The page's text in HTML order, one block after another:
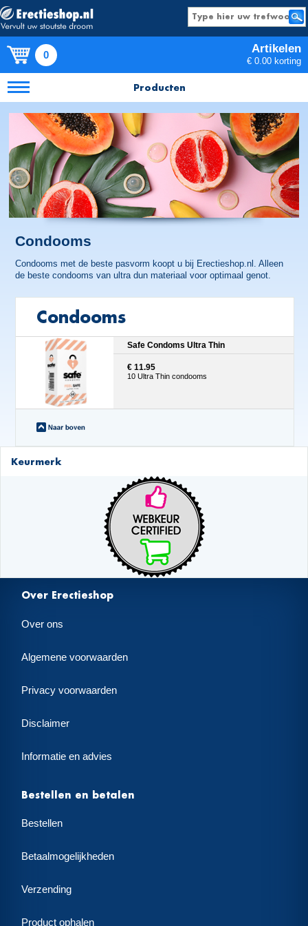
0 Artikelen
€ 0.00 korting
Producten
Condooms
Condooms met de beste pasvorm koopt u bij Erectieshop.nl. Alleen
de beste condooms van ultra dun materiaal voor optimaal genot.
Condooms
Safe Condoms Ultra Thin
€ 11.95
10 Ultra Thin condooms
Keurmerk
Over Erectieshop
Over ons
Algemene voorwaarden
Privacy voorwaarden
Disclaimer
Informatie en advies
Bestellen en betalen
Bestellen
Betaalmogelijkheden
Verzending
Product ophalen